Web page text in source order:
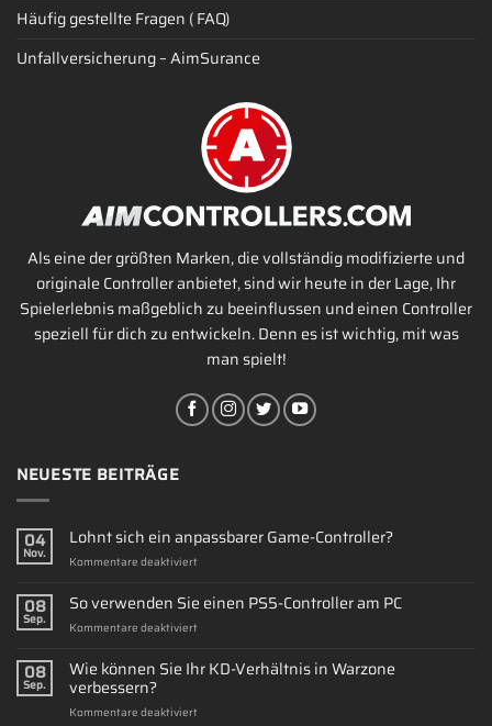
Häufig gestellte Fragen ( FAQ)
Unfallversicherung – AimSurance
Als eine der größten Marken, die vollständig modifizierte und
originale Controller anbietet, sind wir heute in der Lage, Ihr
Spielerlebnis maßgeblich zu beeinflussen und einen Controller
speziell für dich zu entwickeln. Denn es ist wichtig, mit was
man spielt!
NEUESTE BEITRÄGE
04
Nov.
Lohnt sich ein anpassbarer Game-Controller?
Kommentare deaktiviertfür
sich
ein
anpassbarer
Controller?
08
Sep.
So verwenden Sie einen PS5-Controller am PC
Kommentare deaktiviertfür
verwenden
Sie
PS5-
08
Sep.
Wie können Sie Ihr KD-Verhältnis in Warzone
verbessern?
Kommentare deaktiviertfür